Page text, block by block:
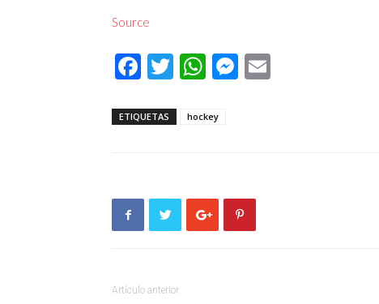
Source
Facebook
Twitter
WhatsApp
Messenger
ETIQUETAS hockey
Artículo anterior